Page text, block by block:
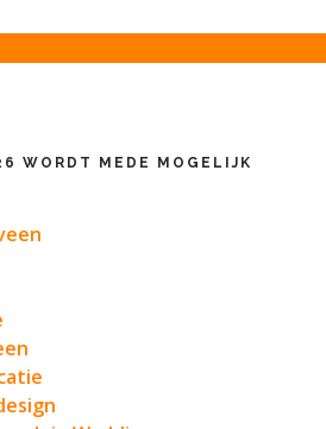
WORDT MEDE MOGELIJK